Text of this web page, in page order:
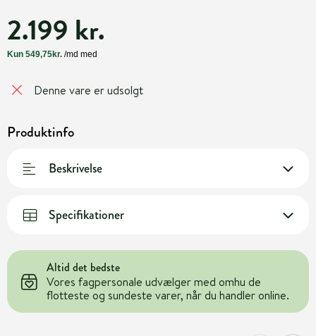
2.199 kr.
Denne vare er udsolgt
Produktinfo
Beskrivelse
Specifikationer
Altid det bedste
Vores fagpersonale udvælger med omhu de
flotteste og sundeste varer, når du handler online.